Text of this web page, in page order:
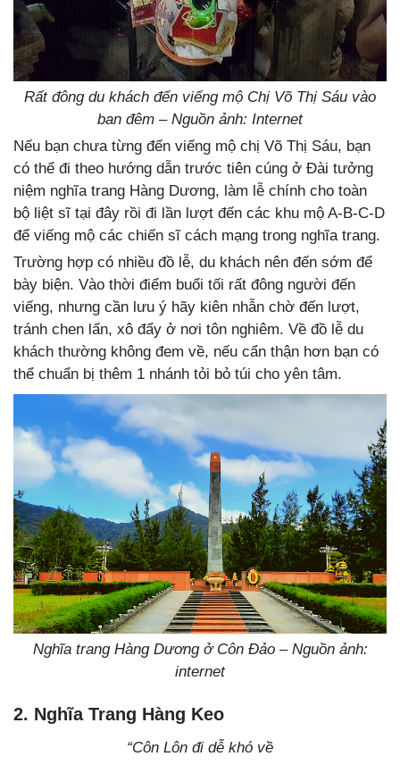
Rất đông du khách đến viếng mộ Chị Võ Thị Sáu vào
ban đêm – Nguồn ảnh: Internet
Nếu bạn chưa từng đến viếng mộ chị Võ Thị Sáu, bạn
có thể đi theo hướng dẫn trước tiên cúng ở Đài tưởng
niệm nghĩa trang Hàng Dương, làm lễ chính cho toàn
bộ liệt sĩ tại đây rồi đi lần lượt đến các khu mộ A-B-C-D
để viếng mộ các chiến sĩ cách mạng trong nghĩa trang.
Trường hợp có nhiều đồ lễ, du khách nên đến sớm để
bày biện. Vào thời điểm buổi tối rất đông người đến
viếng, nhưng cần lưu ý hãy kiên nhẫn chờ đến lượt,
tránh chen lấn, xô đẩy ở nơi tôn nghiêm. Về đồ lễ du
khách thường không đem về, nếu cẩn thận hơn bạn có
thể chuẩn bị thêm 1 nhánh tỏi bỏ túi cho yên tâm.
Nghĩa trang Hàng Dương ở Côn Đảo – Nguồn ảnh:
internet
2. Nghĩa Trang Hàng Keo
“Côn Lôn đi dễ khó về